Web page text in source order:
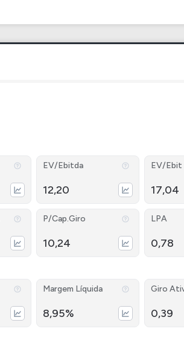
EV/Ebitda
12,20
EV/Ebit
17,04
P/Cap.Giro
10,24
LPA
0,78
Margem Líquida
8,95%
Giro
0,39